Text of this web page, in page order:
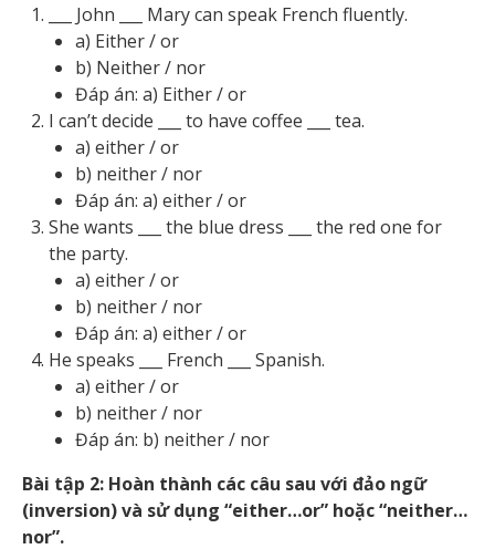
___ John ___ Mary can speak French fluently.
a) Either / or
b) Neither / nor
Đáp án: a) Either / or
I can’t decide ___ to have coffee ___ tea.
a) either / or
b) neither / nor
Đáp án: a) either / or
She wants ___ the blue dress ___ the red one for
the party.
a) either / or
b) neither / nor
Đáp án: a) either / or
He speaks ___ French ___ Spanish.
a) either / or
b) neither / nor
Đáp án: b) neither / nor
Bài tập 2: Hoàn thành các câu sau với đảo ngữ
(inversion) và sử dụng “either…or” hoặc “neither…
nor”.